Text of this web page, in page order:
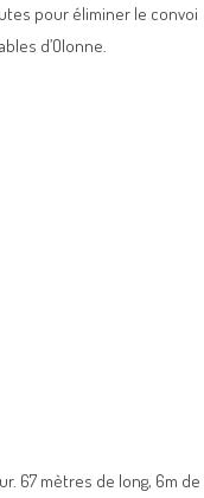
pour éliminer le convoi
d’Olonne.
67 mètres de long, 6m de